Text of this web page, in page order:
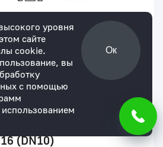
ХПВХ с муфтовыми
(DN10)
уровня
сайте
cookie.
вы
с помощью
Ок